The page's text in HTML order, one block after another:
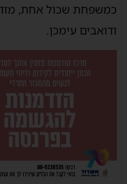
כמשפחת שכול אחת,
ודואבים עימכן.